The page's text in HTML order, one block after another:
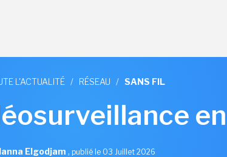
L'ACTUALITÉ / RÉSEAU / SANS FIL
Elgodjam , publié le 03 Juillet 2026